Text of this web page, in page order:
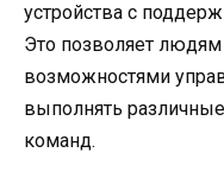
устройства с
Это позволяет
возможностями
выполнять
команд.